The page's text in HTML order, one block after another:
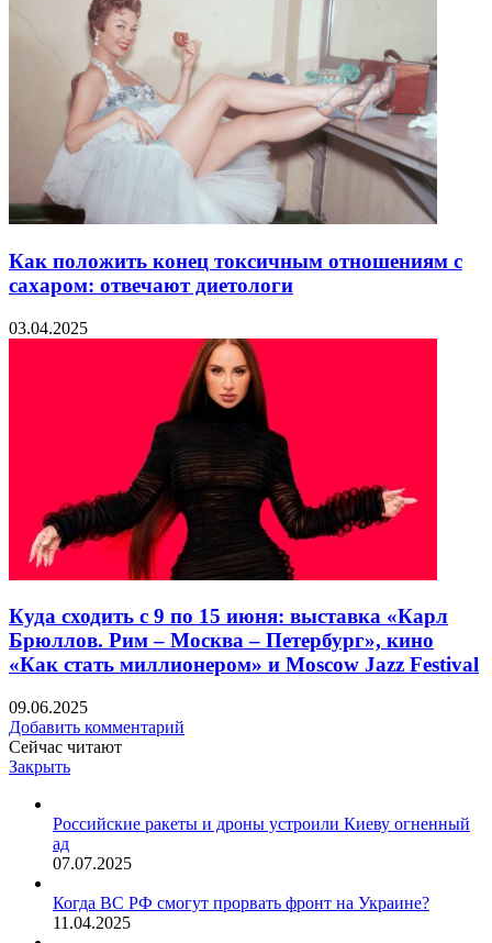
Как положить конец токсичным отношениям с
сахаром: отвечают диетологи
03.04.2025
Куда сходить с 9 по 15 июня: выставка «Карл
Брюллов. Рим – Москва – Петербург», кино
«Как стать миллионером» и Moscow Jazz Festival
09.06.2025
Добавить комментарий
Сейчас читают
Закрыть
Российские ракеты и дроны устроили Киеву огненный
ад
07.07.2025
Когда ВС РФ смогут прорвать фронт на Украине?
11.04.2025